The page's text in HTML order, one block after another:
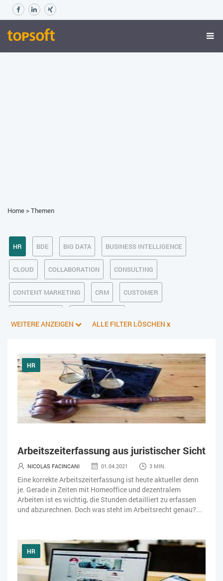
Home>Themen
HR BDE BIG DATA BUSINESS INTELLIGENCE
CLOUD COLLABORATION CONSULTING
CONTENT MARKETING CRM CUSTOMER
E-BUSINESS ECM/DMS E-COMMERCE EINKAUF
FALLSTUDIEN FERTIGUNG FINANZSOFTWARE
HANDEL INDUSTRIE 4.0 IT AUS- UND WEITERBILDUNG
KI IM ERP KÜNSTLICHE INTELLIGENZ LOGISTIK
LOHN MACHINE LEARNING MANAGEMENT & FÜHRUNG
MARKETING MOBILE ONLINE-MARKETING
SERVICE SICHERHEIT SMART WORK
SOCIAL COMMERCE SOCIAL-MEDIA
WEITERE ANZEIGEN ALLE FILTER LÖSCHEN x
HR
Arbeitszeiterfassung aus juristischer Sicht
NICOLAS FACINCANI 01.04.2021 3 MIN.
Eine korrekte Arbeitszeiterfassung ist heute aktueller denn
je. Gerade in Zeiten mit Homeoffice und dezentralem
Arbeiten ist es wichtig, die Stunden detailliert zu erfassen
und abzurechnen. Doch was steht im Arbeitsrecht genau?...
HR